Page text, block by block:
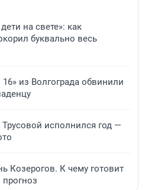
на свете»: как
буквально весь
из Волгограда обвинили
исполнился год —
Козерогов. К чему готовит